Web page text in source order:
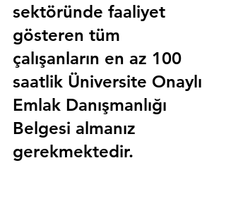
sektöründe faaliyet
gösteren tüm
çalışanların en az 100
saatlik Üniversite Onaylı
Emlak Danışmanlığı
Belgesi almanız
gerekmektedir.